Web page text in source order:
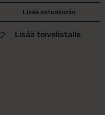
Lisää ostoskoriin
Lisää toivelistalle